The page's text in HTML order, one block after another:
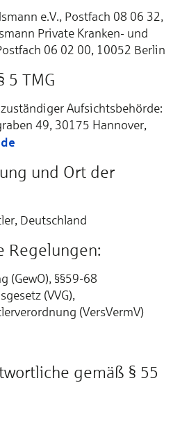
e.V., Postfach 08 06 32,
Private Kranken- und
06 02 00, 10052 Berlin
5 TMG
Aufsichtsbehörde:
49, 30175 Hannover,
und Ort der
Deutschland
Regelungen:
(GewO), §§59-68
(VVG),
(VersVermV)
gemäß § 55